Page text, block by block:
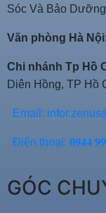
Sóc Và Bảo
Văn phòng Hà
Chi nhánh Tp Hồ
Diên Hồng, TP Hồ
Email:
Điện thoại: 𝟎𝟗𝟒𝟒
GÓC